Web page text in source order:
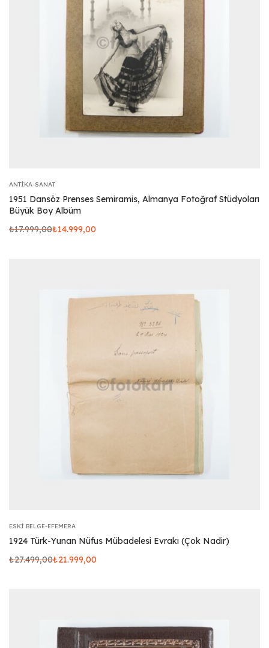
ANTIKA-SANAT
1951 Dansöz Prenses Semiramis, Almanya Fotoğraf Stüdyoları
Büyük Boy Albüm
₺17.999,00₺14.999,00
ESKI BELGE-EFEMERA
1924 Türk-Yunan Nüfus Mübadelesi Evrakı (Çok Nadir)
₺27.499,00₺21.999,00